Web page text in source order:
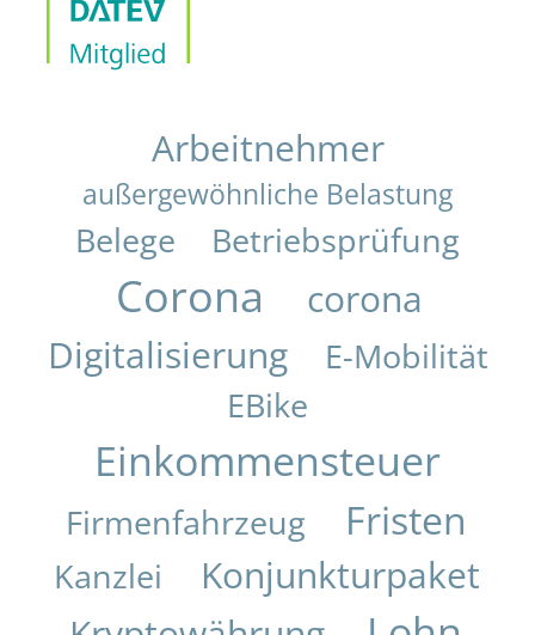
Arbeitnehmer
außergewöhnliche Belastung
Belege Betriebsprüfung
Corona
corona
Digitalisierung
E-Mobilität
EBike
Einkommensteuer
Firmenfahrzeug Fristen
Kanzlei
Konjunkturpaket